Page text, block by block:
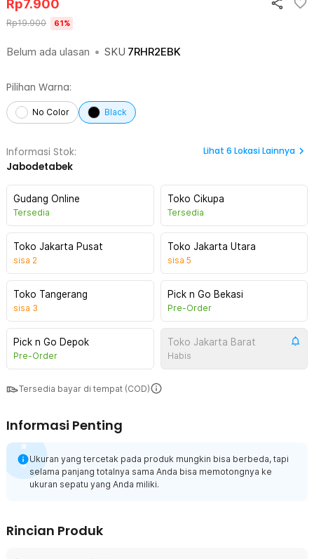
Belum ada ulasan • SKU 7RHR2EBK
Rp7.900
Rp19.900 61%
Pilihan Warna:
No Color Black
Informasi Stok:
Jabodetabek
Lihat 6 Lokasi Lainnya
Gudang Online
Tersedia
Toko Cikupa
Tersedia
Toko Jakarta Pusat
sisa 2
Toko Jakarta Utara
sisa 5
Toko Tangerang
sisa 3
Pick n Go Bekasi
Pre-Order
Pick n Go Depok
Pre-Order
Toko Jakarta Barat
Habis
Tersedia bayar di tempat (COD)
Informasi Penting
Ukuran yang tercetak pada produk mungkin bisa berbeda, tapi
selama panjang totalnya sama Anda bisa memotongnya ke
ukuran sepatu yang Anda miliki.
Rincian Produk